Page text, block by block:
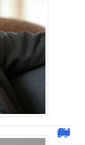
Dafont Police : guide complet pour télécharger !